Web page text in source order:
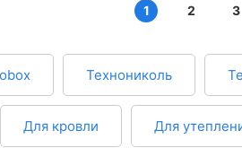
1 2 3
Технониколь
Для кровли Для